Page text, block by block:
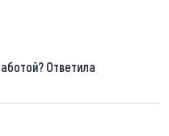
Ответила